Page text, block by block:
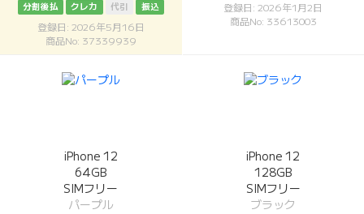
分割後払
クレカ 代引 振込
登録日: 2026年5月16日
商品No: 37339939
登録日: 2026年1月2日
商品No: 33613003
iPhone 12
64GB
SIMフリー
パープル
iPhone 12
128GB
SIMフリー
ブラック